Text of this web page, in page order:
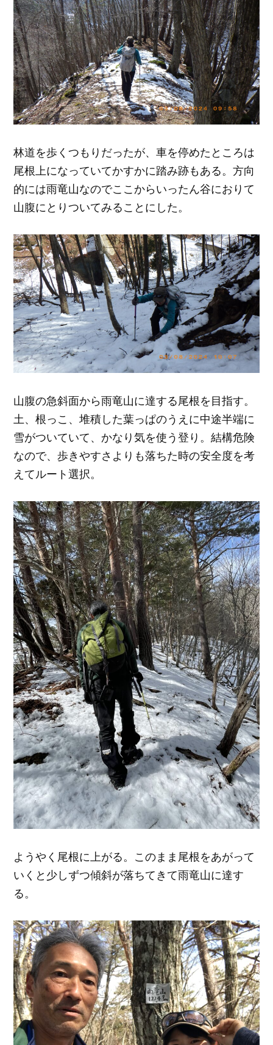
林道を歩くつもりだったが、車を停めたところは
尾根上になっていてかすかに踏み跡もある。方向
的には雨竜山なのでここからいったん谷におりて
山腹にとりついてみることにした。
山腹の急斜面から雨竜山に達する尾根を目指す。
土、根っこ、堆積した葉っぱのうえに中途半端に
雪がついていて、かなり気を使う登り。結構危険
なので、歩きやすさよりも落ちた時の安全度を考
えてルート選択。
ようやく尾根に上がる。このまま尾根をあがって
いくと少しずつ傾斜が落ちてきて雨竜山に達す
る。